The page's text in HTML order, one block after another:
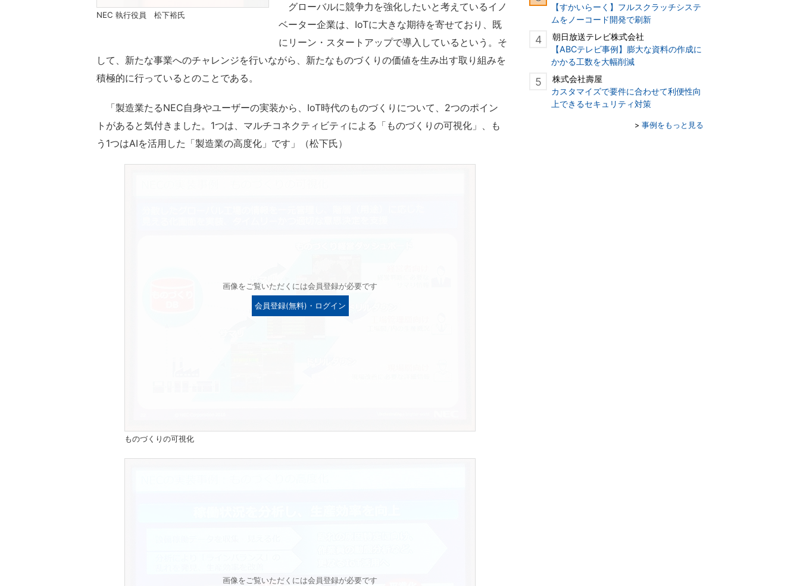
NEC 執行役員 松下裕氏
グローバルに競争力を強化したいと考えているイノ
ベーター企業は、IoTに大きな期待を寄せており、既
にリーン・スタートアップで導入しているという。そ
して、新たな事業へのチャレンジを行いながら、新たなものづくりの価値を生み出す取り組みを
積極的に行っているとのことである。
「製造業たるNEC自身やユーザーの実装から、IoT時代のものづくりについて、2つのポイン
トがあると気付きました。1つは、マルチコネクティビティによる「ものづくりの可視化」、も
う1つはAIを活用した「製造業の高度化」です」（松下氏）
画像をご覧いただくには会員登録が必要です
会員登録(無料)・ログイン
ものづくりの可視化
画像をご覧いただくには会員登録が必要です